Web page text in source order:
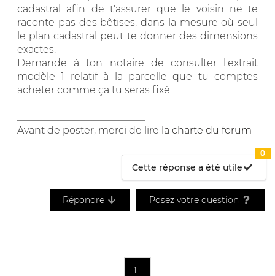
cadastral afin de t'assurer que le voisin ne te
raconte pas des bêtises, dans la mesure où seul
le plan cadastral peut te donner des dimensions
exactes.
Demande à ton notaire de consulter l'extrait
modèle 1 relatif à la parcelle que tu comptes
acheter comme ça tu seras fixé
Avant de poster, merci de lire la charte du forum
Cette réponse a été utile
0
Répondre Posez votre question
1